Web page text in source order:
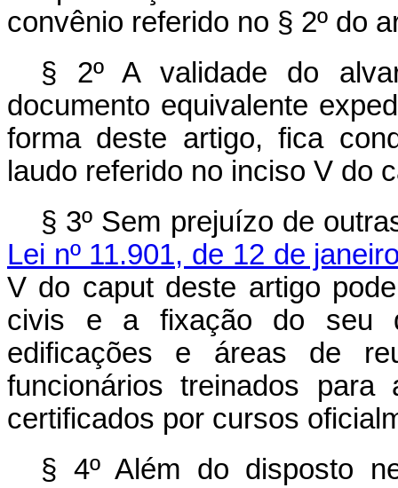
convênio referido no § 2º do
§ 2º A validade do
documento equivalente
forma deste artigo, fica
laudo referido no inciso V do
§ 3º Sem prejuízo de
Lei nº 11.901, de 12 de
V do caput deste artigo
civis e a fixação do seu
edificações e áreas de
funcionários treinados
certificados por cursos
§ 4º Além do disposto